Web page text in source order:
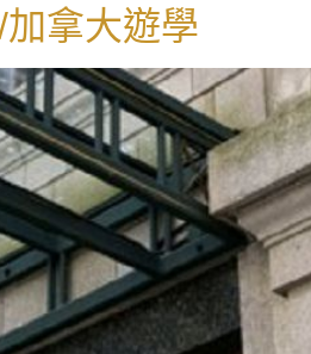
拿大遊學